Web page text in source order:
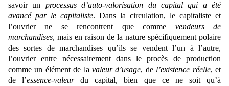
savoir un processus d’auto-valorisation du capital qui a été
avancé par le capitaliste. Dans la circulation, le capitaliste et
l’ouvrier ne se rencontrent que comme vendeurs de
marchandises, mais en raison de la nature spécifiquement polaire
des sortes de marchandises qu’ils se vendent l’un à l’autre,
l’ouvrier entre nécessairement dans le procès de production
comme un élément de la valeur d’usage, de l’existence réelle, et
de l’essence-valeurdu capital, bien que ce ne soit qu’à